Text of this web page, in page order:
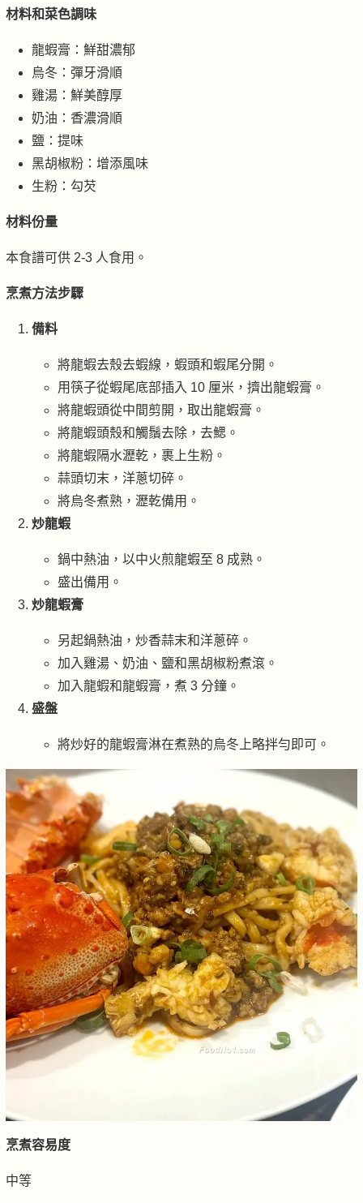
材料和菜色調味
龍蝦膏：鮮甜濃郁
烏冬：彈牙滑順
雞湯：鮮美醇厚
奶油：香濃滑順
鹽：提味
黑胡椒粉：增添風味
生粉：勾芡
材料份量
本食譜可供 2-3 人食用。
烹煮方法步驟
備料
將龍蝦去殼去蝦線，蝦頭和蝦尾分開。
用筷子從蝦尾底部插入 10 厘米，擠出龍蝦膏。
將龍蝦頭從中間剪開，取出龍蝦膏。
將龍蝦頭殼和觸鬚去除，去鰓。
將龍蝦隔水瀝乾，裹上生粉。
蒜頭切末，洋蔥切碎。
將烏冬煮熟，瀝乾備用。
炒龍蝦
鍋中熱油，以中火煎龍蝦至 8 成熟。
盛出備用。
炒龍蝦膏
另起鍋熱油，炒香蒜末和洋蔥碎。
加入雞湯、奶油、鹽和黑胡椒粉煮滾。
加入龍蝦和龍蝦膏，煮 3 分鐘。
盛盤
將炒好的龍蝦膏淋在煮熟的烏冬上略拌勻即可。
烹煮容易度
中等